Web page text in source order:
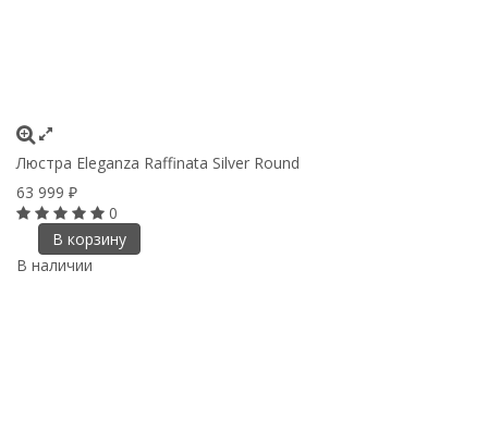
Люстра Eleganza Raffinata Silver Round
63 999 ₽
0
В корзину
В наличии